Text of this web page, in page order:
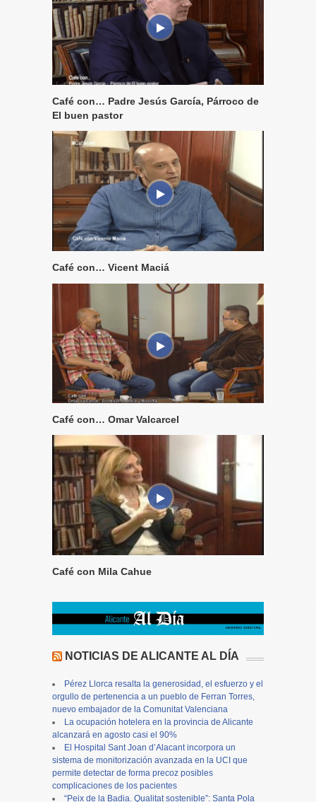
Café con… Padre Jesús García, Párroco de
El buen pastor
Café con… Vicent Maciá
Café con… Omar Valcarcel
Café con Mila Cahue
NOTICIAS DE ALICANTE AL DÍA
Pérez Llorca resalta la generosidad, el esfuerzo y el
orgullo de pertenencia a un pueblo de Ferran Torres,
nuevo embajador de la Comunitat Valenciana
La ocupación hotelera en la provincia de Alicante
alcanzará en agosto casi el 90%
El Hospital Sant Joan d’Alacant incorpora un
sistema de monitorización avanzada en la UCI que
permite detectar de forma precoz posibles
complicaciones de los pacientes
“Peix de la Badia. Qualitat sostenible”: Santa Pola